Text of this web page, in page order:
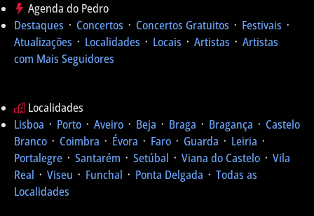
Agenda do Pedro
Destaques ᛫ Concertos ᛫ Concertos Gratuitos ᛫ Festivais ᛫
Atualizações ᛫ Localidades ᛫ Locais ᛫ Artistas ᛫ Artistas
com Mais Seguidores
Localidades
Lisboa ᛫ Porto ᛫ Aveiro ᛫ Beja ᛫ Braga ᛫ Bragança ᛫ Castelo
Branco ᛫ Coimbra ᛫ Évora ᛫ Faro ᛫ Guarda ᛫ Leiria ᛫
Portalegre ᛫ Santarém ᛫ Setúbal ᛫ Viana do Castelo ᛫ Vila
Real ᛫ Viseu ᛫ Funchal ᛫ Ponta Delgada ᛫ Todas as
Localidades